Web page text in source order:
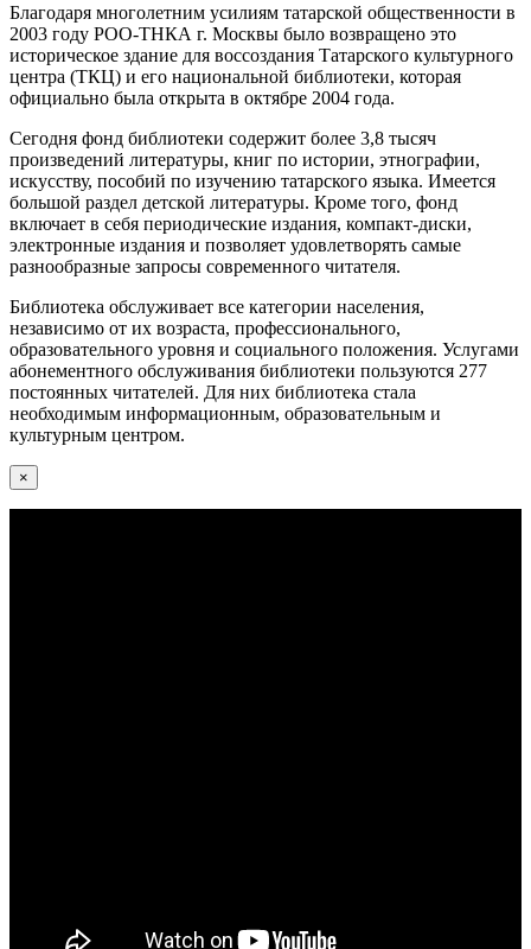
Благодаря многолетним усилиям татарской общественности в
2003 году РОО-ТНКА г. Москвы было возвращено это
историческое здание для воссоздания Татарского культурного
центра (ТКЦ) и его национальной библиотеки, которая
официально была открыта в октябре 2004 года.
Сегодня фонд библиотеки содержит более 3,8 тысяч
произведений литературы, книг по истории, этнографии,
искусству, пособий по изучению татарского языка. Имеется
большой раздел детской литературы. Кроме того, фонд
включает в себя периодические издания, компакт-диски,
электронные издания и позволяет удовлетворять самые
разнообразные запросы современного читателя.
Библиотека обслуживает все категории населения,
независимо от их возраста, профессионального,
образовательного уровня и социального положения. Услугами
абонементного обслуживания библиотеки пользуются 277
постоянных читателей. Для них библиотека стала
необходимым информационным, образовательным и
культурным центром.
×